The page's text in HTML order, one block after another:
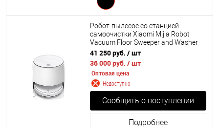
Робот-пылесос со станцией
самоочистки Xiaomi Mijia Robot
Vacuum Floor Sweeper and Washer
(MJSTP)
41 250 руб. / шт
36 000 руб. / шт
Оптовая цена
Недоступно
Сообщить о поступлении
Подробнее